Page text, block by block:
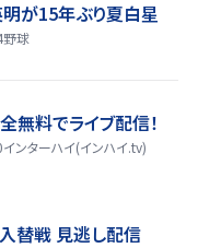
が15年ぶり夏白星
野球
無料でライブ配信！
インターハイ(インハイ.tv)
替戦 見逃し配信